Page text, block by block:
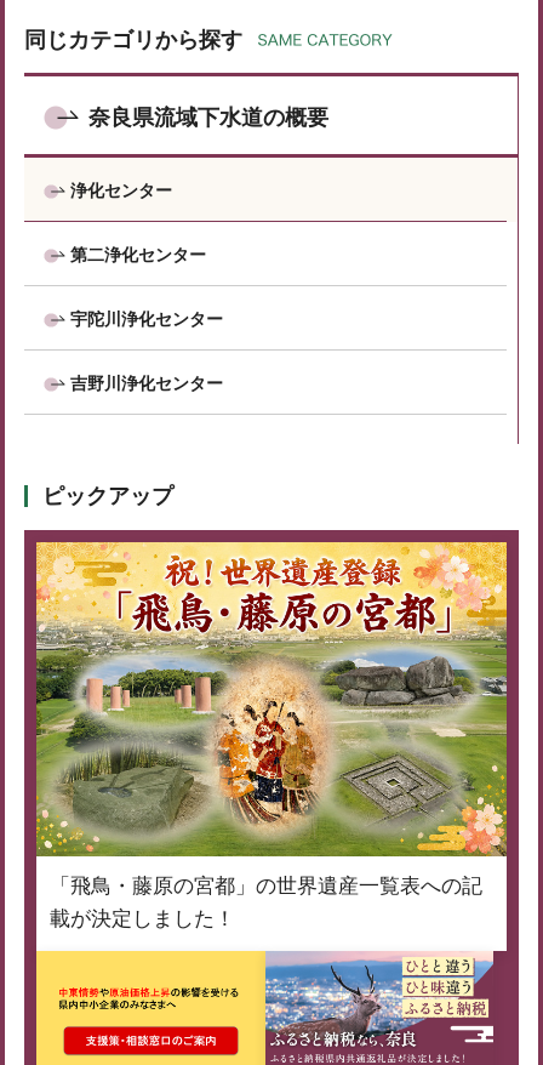
同じカテゴリから探す
奈良県流域下水道の概要
浄化センター
第二浄化センター
宇陀川浄化センター
吉野川浄化センター
ピックアップ
「飛鳥・藤原の宮都」の世界遺産一覧表への記
載が決定しました！